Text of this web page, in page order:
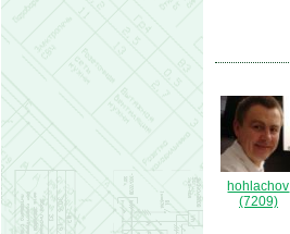
hohlachov
(7209)